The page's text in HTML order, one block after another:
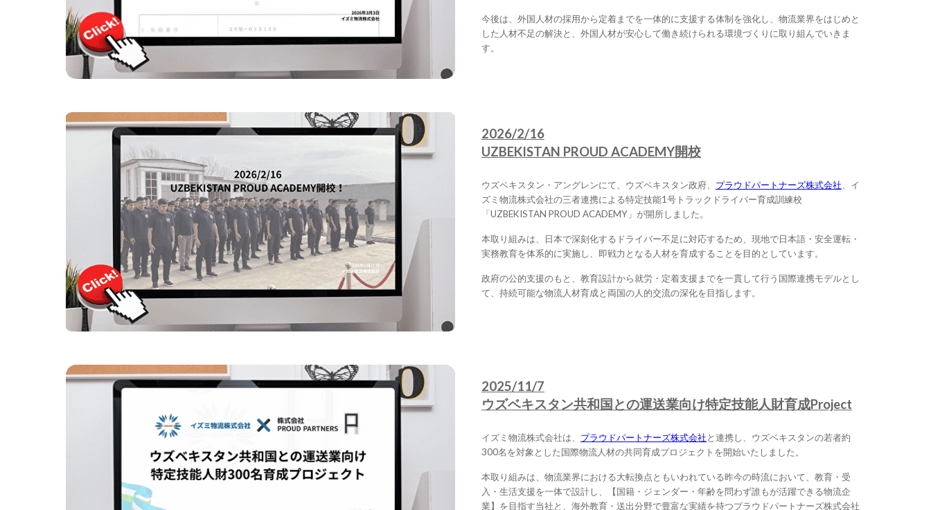
今後は、外国人材の採用から定着までを一体的に支援する体制を強化し、物流業界をはじめと
した人材不足の解決と、外国人材が安心して働き続けられる環境づくりに取り組んでいきま
す。
2026/2/16
UZBEKISTAN PROUD ACADEMY開校
ウズベキスタン・アングレンにて、ウズベキスタン政府、 プラウドパートナーズ株式会社 、イ
ズミ物流株式会社の三者連携による特定技能1号トラックドライバー育成訓練校
「UZBEKISTAN PROUD ACADEMY」が開所しました。
本取り組みは、日本で深刻化するドライバー不足に対応するため、現地で日本語・安全運転・
実務教育を体系的に実施し、即戦力となる人材を育成することを目的としています。
政府の公的支援のもと、教育設計から就労・定着支援までを一貫して行う国際連携モデルとし
て、持続可能な物流人材育成と両国の人的交流の深化を目指します。
2025/11/7
ウズベキスタン共和国との運送業向け特定技能人財育成Project
イズミ物流株式会社は、 プラウドパートナーズ株式会社と連携し、ウズベキスタンの若者約
300名を対象とした国際物流人材の共同育成プロジェクトを開始いたしました。
本取り組みは、物流業界における大転換点ともいわれている昨今の時流において、教育・受
入・生活支援を一体で設計し、【国籍・ジェンダー・年齢を問わず誰もが活躍できる物流企
業】を目指す当社と、海外教育・送出分野で豊富な実績を持つプラウドパートナーズ株式会社